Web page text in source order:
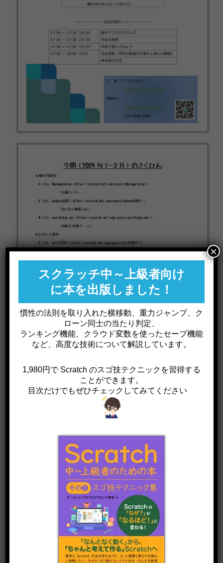
コメントを残す
が付いている欄は必須項目です
スクラッチ中～上級者向け
に本を出版しました！
慣性の法則を取り入れた横移動、重力ジャンプ、ク
ローン同士の当たり判定、
ランキング機能、クラウド変数を使ったセーブ機能
など、高度な技術について解説しています。
1,980円で Scratch のスゴ技テクニックを習得する
ことができます。
目次だけでもぜひチェックしてみてください
×